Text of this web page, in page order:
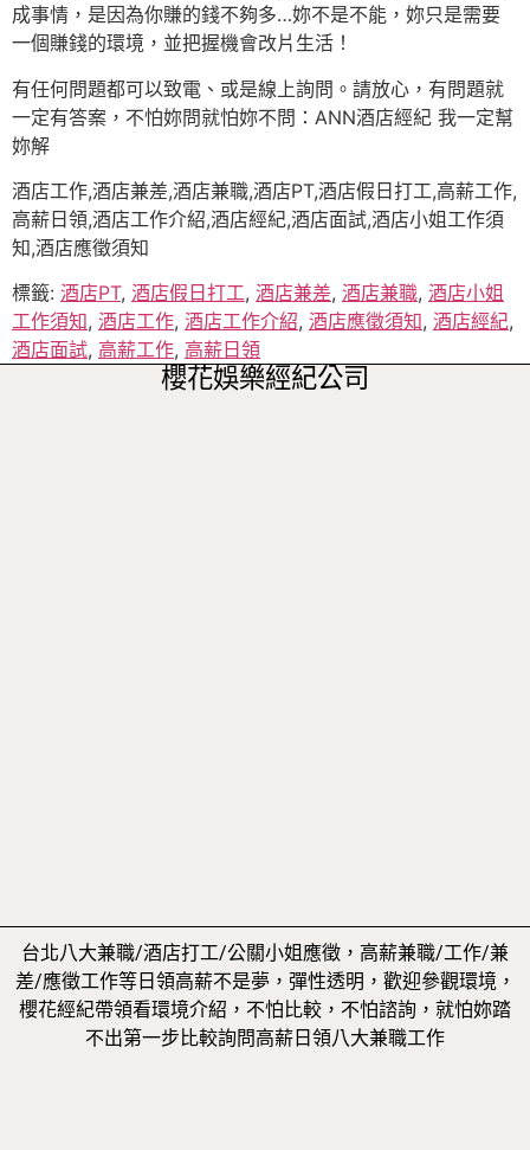
成事情，是因為你賺的錢不夠多…妳不是不能，妳只是需要
一個賺錢的環境，並把握機會改片生活！
有任何問題都可以致電、或是線上詢問。請放心，有問題就
一定有答案，不怕妳問就怕妳不問：ANN酒店經紀 我一定幫
妳解
酒店工作,酒店兼差,酒店兼職,酒店PT,酒店假日打工,高薪工作,
高薪日領,酒店工作介紹,酒店經紀,酒店面試,酒店小姐工作須
知,酒店應徵須知
標籤: 酒店PT, 酒店假日打工, 酒店兼差, 酒店兼職, 酒店小姐
工作須知, 酒店工作, 酒店工作介紹, 酒店應徵須知, 酒店經紀,
酒店面試, 高薪工作, 高薪日領
櫻花娛樂經紀公司
台北八大兼職/酒店打工/公關小姐應徵，高薪兼職/工作/兼
差/應徵工作等日領高薪不是夢，彈性透明，歡迎參觀環境，
櫻花經紀帶領看環境介紹，不怕比較，不怕諮詢，就怕妳踏
不出第一步比較詢問高薪日領八大兼職工作